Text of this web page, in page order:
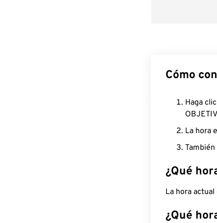
Cómo
Haga
La hora
¿Qué
La hora
¿Qué